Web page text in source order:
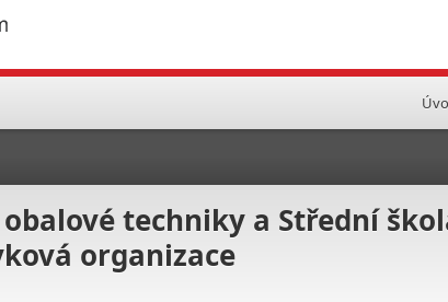
techniky a Střední
organizace